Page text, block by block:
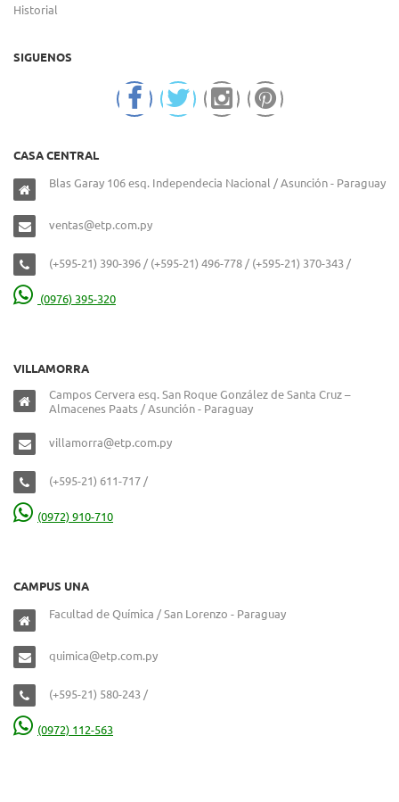
Historial
SIGUENOS
CASA CENTRAL
Blas Garay 106 esq. Independecia Nacional / Asunción - Paraguay
ventas@etp.com.py
(+595-21) 390-396 / (+595-21) 496-778 / (+595-21) 370-343 /
(0976) 395-320
VILLAMORRA
Campos Cervera esq. San Roque González de Santa Cruz –
Almacenes Paats / Asunción - Paraguay
villamorra@etp.com.py
(+595-21) 611-717 /
(0972) 910-710
CAMPUS UNA
Facultad de Química / San Lorenzo - Paraguay
quimica@etp.com.py
(+595-21) 580-243 /
(0972) 112-563